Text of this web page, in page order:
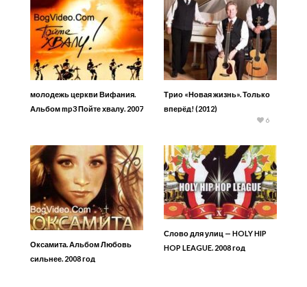
молодежь церкви Вифания.
Альбом mp3 Пойте хвалу. 2007
Трио «Новая жизнь». Только
вперёд! (2012)
6
Оксамита. Альбом Любовь
сильнее. 2008 год
Слово для улиц — HOLY HIP
HOP LEAGUE. 2008 год